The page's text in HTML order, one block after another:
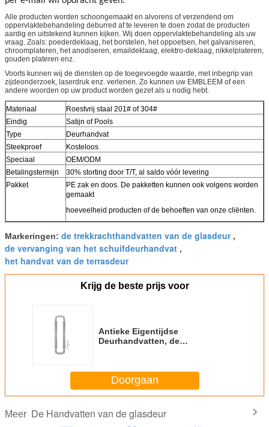
Alle producten worden schoongemaakt en alvorens of verzendend om
oppervlaktebehandeling deburred af te leveren te doen zodat de producten
aardig en uitstekend kunnen kijken. Wij doen oppervlaktebehandeling als uw
vraag. Zoals: poederdeklaag, het borstelen, het oppoetsen, het galvaniseren,
chroomplateren, het anodiseren, emaildeklaag, elektro-deklaag, nikkelplateren,
gouden plateren enz.
Voorts kunnen wij de diensten op de toegevoegde waarde, met inbegrip van
zijdeonderzoek, laserdruk enz. verlenen. Zo kunnen uw EMBLEEM of een
andere woorden op uw product worden gezet als u nodig hebt.
Materiaal
Roestvrij staal 201# of 304#
Eindig
Satijn of Pools
Type
Deurhandvat
Steekproef
Kosteloos
Speciaal
OEM/ODM
Betalingstermijn
30% storting door T/T, al saldo vóór levering
Pakket
PE zak en doos. De pakketten kunnen ook volgens worden
gemaakt
hoeveelheid producten of de behoeften van onze cliënten.
Markeringen: de trekkrachthandvatten van de glasdeur,
de vervanging van het schuifdeurhandvat ,
het handvat van de terrasdeur
Krijg de beste prijs voor
Antieke Eigentijdse
Deurhandvatten, de
Doorgaan
Meer De Handvatten van de glasdeur